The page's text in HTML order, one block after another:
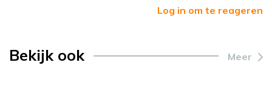
Log in om te reageren
Bekijk ook Meer